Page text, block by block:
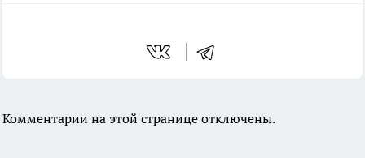
Комментарии на этой странице отключены.